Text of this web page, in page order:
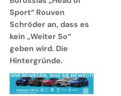
Sport“ Rouven
Schröder an, dass es
kein „Weiter So“
geben wird. Die
Hintergründe.